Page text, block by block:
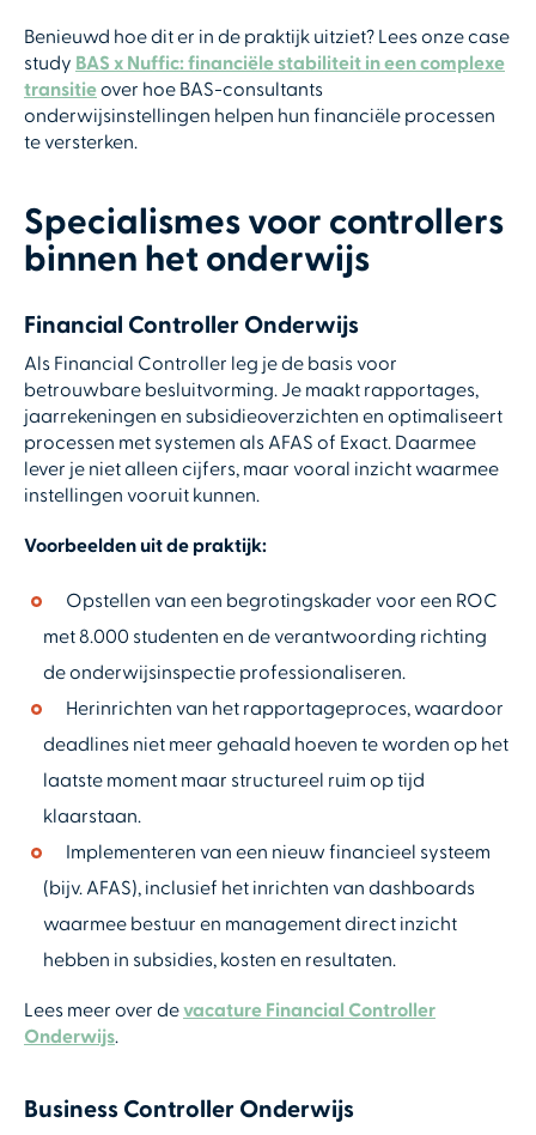
Benieuwd hoe dit er in de praktijk uitziet? Lees onze case
study BAS x Nuffic: financiële stabiliteit in een complexe
transitieover hoe BAS-consultants
onderwijsinstellingen helpen hun financiële processen
te versterken.
Specialismes voor controllers
binnen het onderwijs
Financial Controller Onderwijs
Als Financial Controller leg je de basis voor
betrouwbare besluitvorming. Je maakt rapportages,
jaarrekeningen en subsidieoverzichten en optimaliseert
processen met systemen als AFAS of Exact. Daarmee
lever je niet alleen cijfers, maar vooral inzicht waarmee
instellingen vooruit kunnen.
Voorbeelden uit de praktijk:
Opstellen van een begrotingskader voor een ROC
met 8.000 studenten en de verantwoording richting
de onderwijsinspectie professionaliseren.
Herinrichten van het rapportageproces, waardoor
deadlines niet meer gehaald hoeven te worden op het
laatste moment maar structureel ruim op tijd
klaarstaan.
Implementeren van een nieuw financieel systeem
(bijv. AFAS), inclusief het inrichten van dashboards
waarmee bestuur en management direct inzicht
hebben in subsidies, kosten en resultaten.
Lees meer over devacature Financial Controller
Onderwijs.
Business Controller Onderwijs